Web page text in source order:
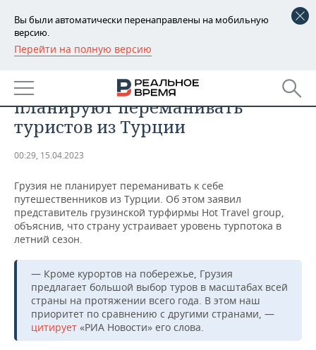
Вы были автоматически перенаправлены на мобильную
версию.
Перейти на полную версию
РЕГИОНЫ
БАШКОРТОСТАН
ТАТАРСТАН
НОВОСТИ
АНАЛИТИКА
ДЕКЛАРАЦИИ О ДОХОДАХ
КОРОЛИ ГОСЗАКАЗА ПФО
ВУЗЫ ТАТАРСТАНА
КОМУ ПРИНАДЛЕЖАТ
ТОРГОВЫЕ ЦЕНТРЫ
ТАТАРСТАНА
НОВОСТИ ЭКОНОМИКИ
ФИНАНСЫ
БАНКИ
БЮДЖЕТ
ИНВЕСТИЦИИ
ПРОМЫШЛЕННОСТЬ
НОВОСТИ
ПРОМЫШЛЕННОСТИ
МАШИНОСТРОЕНИЕ
НЕФТЕХИМИЯ
НЕДВИЖИМОСТЬ
НОВОСТИ НЕДВИЖИМОСТИ
АВТО
НОВОСТИ АВТО
БИЗНЕС
НОВОСТИ БИЗНЕСА
РОЗНИЧНАЯ ТОРГОВЛЯ
ТЕХНОЛОГИИ
НОВОСТИ ТЕХНОЛОГИЙ
МЕРОПРИЯТИЯ
В Грузии заверили, что не
планируют переманивать
туристов из Турции
00:29, 15.04.2023
Грузия не планирует переманивать к себе
путешественников из Турции. Об этом заявил
представитель грузинской турфирмы Hot Travel group,
объяснив, что страну устраивает уровень турпотока в
летний сезон.
— Кроме курортов на побережье, Грузия
предлагает большой выбор туров в масштабах всей
страны на протяжении всего года. В этом наш
приоритет по сравнению с другими странами, —
цитирует «РИА Новости» его слова.